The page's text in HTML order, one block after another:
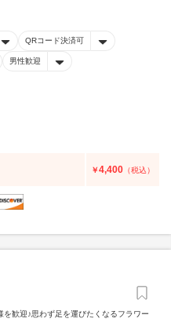
QRコード決済可
男性歓迎
￥4,400 （税込）
歓迎♪思わず足を運びたくなるフラワー